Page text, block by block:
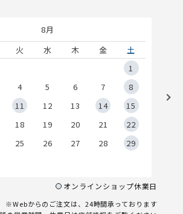
8月
火 水 木 金
土
1
4 5 6 7
8
11 12 13 14
15
18 19 20 21
22
25 26 27 28
29
オンラインショップ休業日
※Webからのご注文は、24時間承っております